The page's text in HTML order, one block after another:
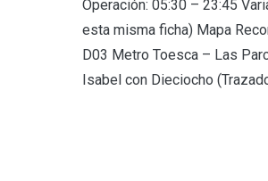
Operación: 05:30 – 23:45
esta misma ficha) Mapa
D03 Metro Toesca – Las
Isabel con Dieciocho